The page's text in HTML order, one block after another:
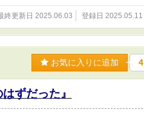
終更新日 2025.06.03 登録日 2025.05.11
お気に入りに追加 4
ずだった』